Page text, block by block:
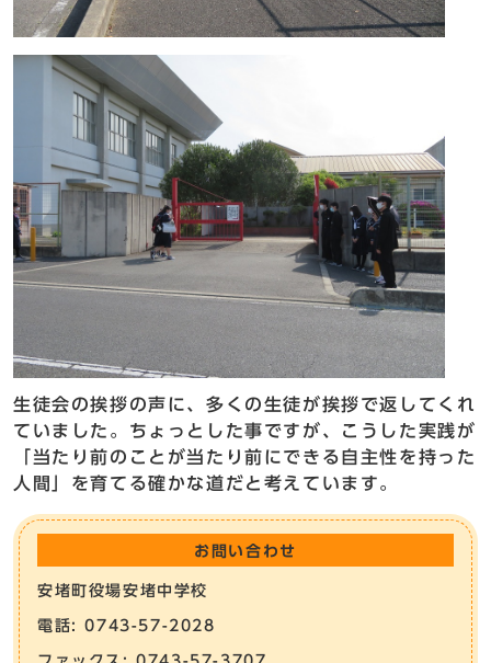
生徒会の挨拶の声に、多くの生徒が挨拶で返してくれ
ていました。ちょっとした事ですが、こうした実践が
「当たり前のことが当たり前にできる自主性を持った
人間」を育てる確かな道だと考えています。
お問い合わせ
安堵町役場安堵中学校
電話: 0743-57-2028